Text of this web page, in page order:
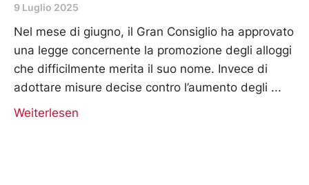
9 Luglio 2025
Nel mese di giugno, il Gran Consiglio ha approvato
una legge concernente la promozione degli alloggi
che difficilmente merita il suo nome. Invece di
adottare misure decise contro l’aumento degli
Weiterlesen